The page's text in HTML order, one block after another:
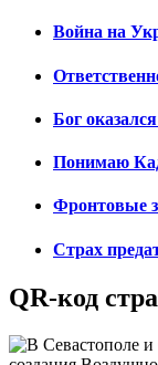
Война на
Бог
Понимаю
Фронтовые
Страх
QR-код